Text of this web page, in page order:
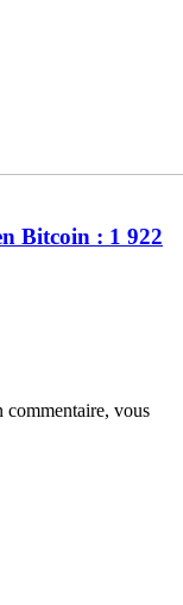
Bitcoin : 1 922
commentaire, vous